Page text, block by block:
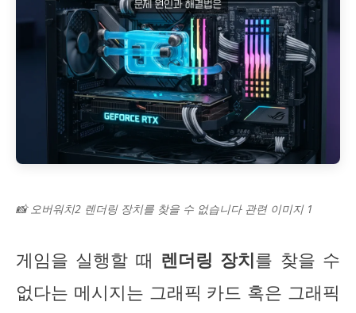
📸 오버워치2 렌더링 장치를 찾을 수 없습니다 관련 이미지 1
게임을 실행할 때 렌더링 장치를 찾을 수
없다는 메시지는 그래픽 카드 혹은 그래픽